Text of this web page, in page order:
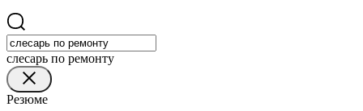
слесарь по ремонту
Резюме